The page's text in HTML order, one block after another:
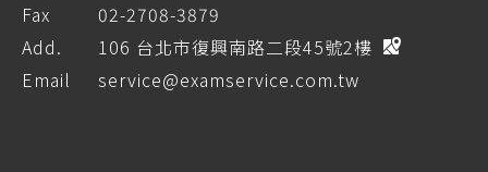
Fax
02-2708-3879
Add.
106 台北市復興南路二段45號2樓
Email
service@examservice.com.tw